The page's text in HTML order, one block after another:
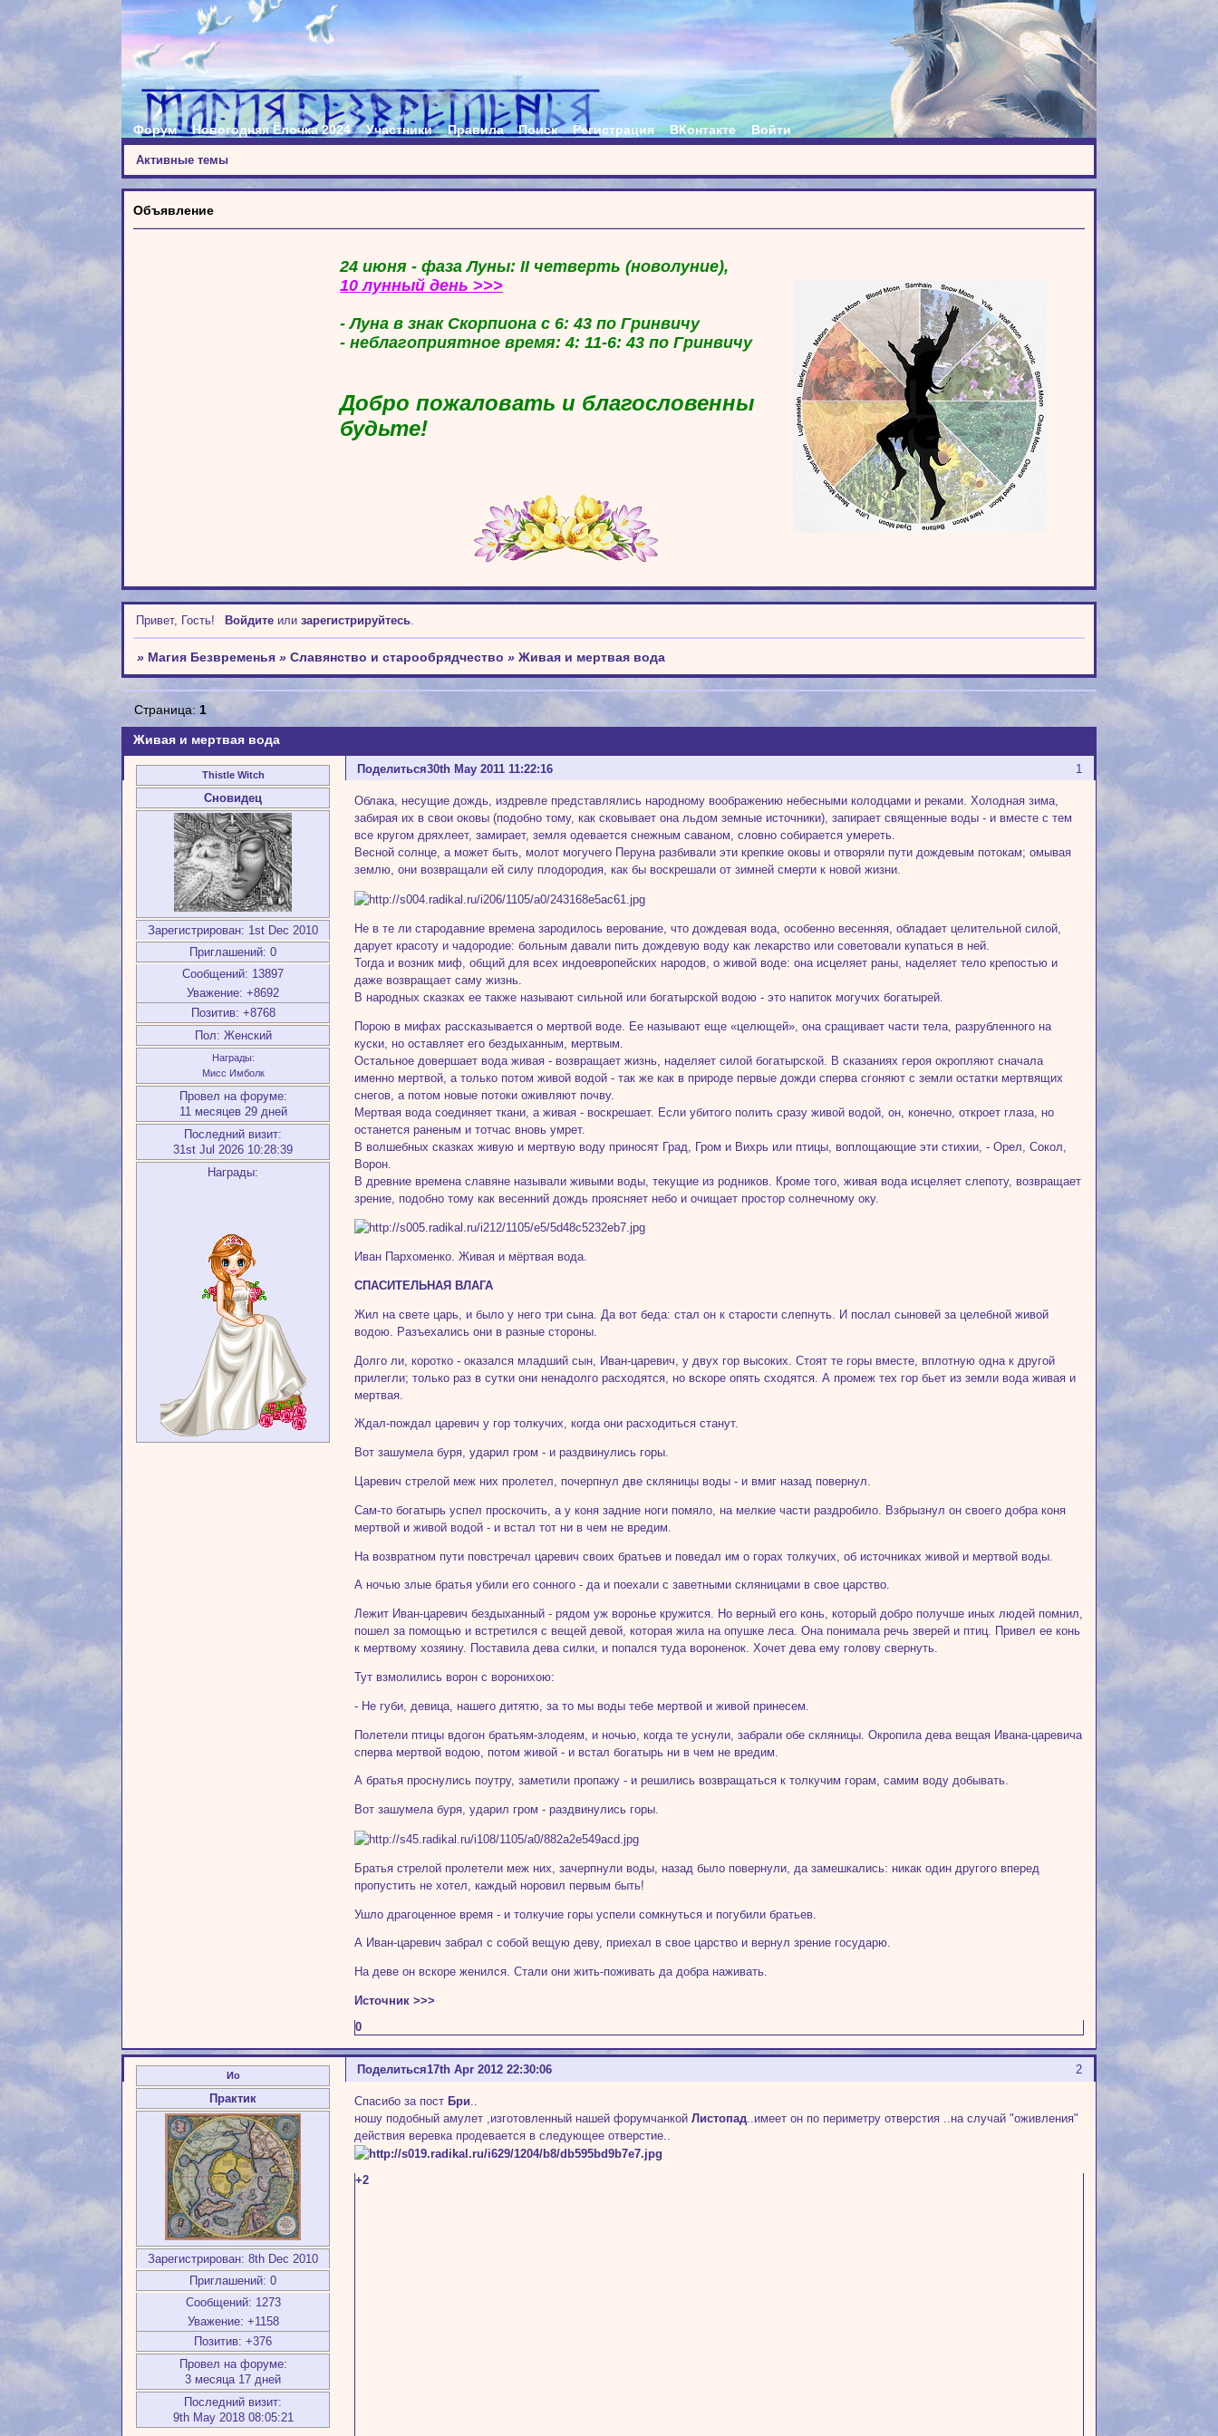
Форум Новогодняя Ёлочка 2024 Участники Правила Поиск Регистрация ВКонтакте Войти
Активные темы
Объявление
24 июня - фаза Луны: II четверть (новолуние),
10 лунный день >>>
- Луна в знак Скорпиона с 6: 43 по Гринвичу
- неблагоприятное время: 4: 11-6: 43 по Гринвичу
Добро пожаловать и благословенны
будьте!
Привет, Гость! Войдитеили зарегистрируйтесь.
» Магия Безвременья »Славянство и старообрядчество »Живая и мертвая вода
Живая и мертвая вода
Страница: 1
Поделиться 1
30th May 2011 11:22:16
Thistle Witch
Сновидец
Зарегистрирован: 1st Dec 2010
Приглашений: 0
Сообщений: 13897
Уважение: +8692
Позитив: +8768
Пол: Женский
Награды:
Мисс Имболк
Провел на форуме:
11 месяцев 29 дней
Последний визит:
31st Jul 2026 10:28:39
Награды:
Облака, несущие дождь, издревле представлялись народному воображению небесными колодцами и реками. Холодная зима,
забирая их в свои оковы (подобно тому, как сковывает она льдом земные источники), запирает священные воды - и вместе с тем
все кругом дряхлеет, замирает, земля одевается снежным саваном, словно собирается умереть.
Весной солнце, а может быть, молот могучего Перуна разбивали эти крепкие оковы и отворяли пути дождевым потокам; омывая
землю, они возвращали ей силу плодородия, как бы воскрешали от зимней смерти к новой жизни.
Не в те ли стародавние времена зародилось верование, что дождевая вода, особенно весенняя, обладает целительной силой,
дарует красоту и чадородие: больным давали пить дождевую воду как лекарство или советовали купаться в ней.
Тогда и возник миф, общий для всех индоевропейских народов, о живой воде: она исцеляет раны, наделяет тело крепостью и
даже возвращает саму жизнь.
В народных сказках ее также называют сильной или богатырской водою - это напиток могучих богатырей.
Порою в мифах рассказывается о мертвой воде. Ее называют еще «целющей», она сращивает части тела, разрубленного на
куски, но оставляет его бездыханным, мертвым.
Остальное довершает вода живая - возвращает жизнь, наделяет силой богатырской. В сказаниях героя окропляют сначала
именно мертвой, а только потом живой водой - так же как в природе первые дожди сперва сгоняют с земли остатки мертвящих
снегов, а потом новые потоки оживляют почву.
Мертвая вода соединяет ткани, а живая - воскрешает. Если убитого полить сразу живой водой, он, конечно, откроет глаза, но
останется раненым и тотчас вновь умрет.
В волшебных сказках живую и мертвую воду приносят Град, Гром и Вихрь или птицы, воплощающие эти стихии, - Орел, Сокол,
Ворон.
В древние времена славяне называли живыми воды, текущие из родников. Кроме того, живая вода исцеляет слепоту, возвращает
зрение, подобно тому как весенний дождь проясняет небо и очищает простор солнечному оку.
Иван Пархоменко. Живая и мёртвая вода.
СПАСИТЕЛЬНАЯ ВЛАГА
Жил на свете царь, и было у него три сына. Да вот беда: стал он к старости слепнуть. И послал сыновей за целебной живой
водою. Разъехались они в разные стороны.
Долго ли, коротко - оказался младший сын, Иван-царевич, у двух гор высоких. Стоят те горы вместе, вплотную одна к другой
прилегли; только раз в сутки они ненадолго расходятся, но вскоре опять сходятся. А промеж тех гор бьет из земли вода живая и
мертвая.
Ждал-пождал царевич у гор толкучих, когда они расходиться станут.
Вот зашумела буря, ударил гром - и раздвинулись горы.
Царевич стрелой меж них пролетел, почерпнул две скляницы воды - и вмиг назад повернул.
Сам-то богатырь успел проскочить, а у коня задние ноги помяло, на мелкие части раздробило. Взбрызнул он своего добра коня
мертвой и живой водой - и встал тот ни в чем не вредим.
На возвратном пути повстречал царевич своих братьев и поведал им о горах толкучих, об источниках живой и мертвой воды.
А ночью злые братья убили его сонного - да и поехали с заветными скляницами в свое царство.
Лежит Иван-царевич бездыханный - рядом уж воронье кружится. Но верный его конь, который добро получше иных людей помнил,
пошел за помощью и встретился с вещей девой, которая жила на опушке леса. Она понимала речь зверей и птиц. Привел ее конь
к мертвому хозяину. Поставила дева силки, и попался туда вороненок. Хочет дева ему голову свернуть.
Тут взмолились ворон с воронихою:
- Не губи, девица, нашего дитятю, за то мы воды тебе мертвой и живой принесем.
Полетели птицы вдогон братьям-злодеям, и ночью, когда те уснули, забрали обе скляницы. Окропила дева вещая Ивана-царевича
сперва мертвой водою, потом живой - и встал богатырь ни в чем не вредим.
А братья проснулись поутру, заметили пропажу - и решились возвращаться к толкучим горам, самим воду добывать.
Вот зашумела буря, ударил гром - раздвинулись горы.
Братья стрелой пролетели меж них, зачерпнули воды, назад было повернули, да замешкались: никак один другого вперед
пропустить не хотел, каждый норовил первым быть!
Ушло драгоценное время - и толкучие горы успели сомкнуться и погубили братьев.
А Иван-царевич забрал с собой вещую деву, приехал в свое царство и вернул зрение государю.
На деве он вскоре женился. Стали они жить-поживать да добра наживать.
Источник >>>
0
Поделиться 2
17th Apr 2012 22:30:06
Ио
Практик
Зарегистрирован: 8th Dec 2010
Приглашений: 0
Сообщений: 1273
Уважение: +1158
Позитив: +376
Провел на форуме:
3 месяца 17 дней
Последний визит:
9th May 2018 08:05:21
Спасибо за пост Бри..
ношу подобный амулет ,изготовленный нашей форумчанкойЛистопад..имеет он по периметру отверстия ..на случай "оживления"
действия веревка продевается в следующее отверстие..
+2